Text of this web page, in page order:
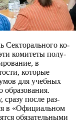
Секторального ко­
комитеты полу­
в
которые
для учебных
образова­ния.
сразу после раз­
в «Официальном
обязательными